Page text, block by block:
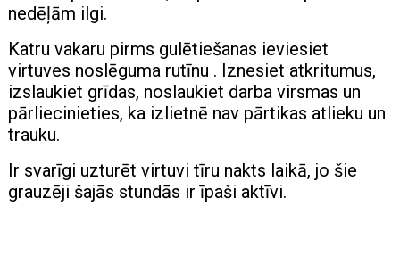
nedēļām ilgi.
Katru vakaru pirms gulētiešanas ieviesiet
virtuves noslēguma rutīnu . Iznesiet atkritumus,
izslaukiet grīdas, noslaukiet darba virsmas un
pārliecinieties, ka izlietnē nav pārtikas atlieku un
trauku.
Ir svarīgi uzturēt virtuvi tīru nakts laikā, jo šie
grauzēji šajās stundās ir īpaši aktīvi.